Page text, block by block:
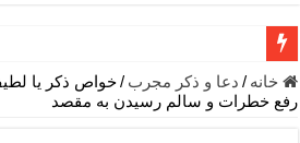
دعای جلب محبت فوری معشوق – دعای
دعای مشکل گشا برای رفع فقر – ذکرهای
خانه / دعا و ذکر مجرب /خواص ذکر یا
رفع خطرات و سالم رسیدن به مقصد